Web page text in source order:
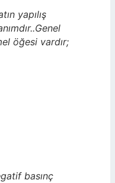
yapılış
öğesi vardır;
basınç